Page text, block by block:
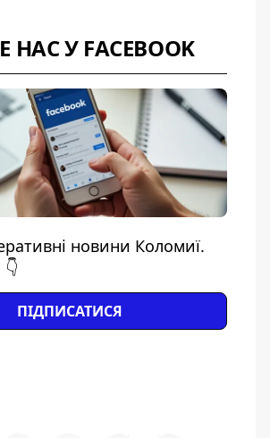
У FACEBOOK
новини Коломиї.
ПІДПИСАТИСЯ